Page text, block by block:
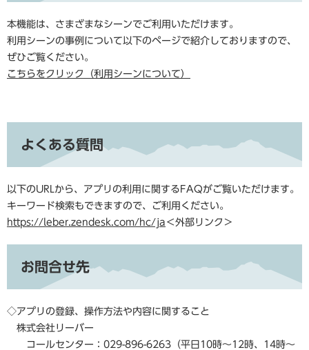
本機能は、さまざまなシーンでご利用いただけます。
利用シーンの事例について以下のページで紹介しておりますので、
ぜひご覧ください。
こちらをクリック（利用シーンについて）
よくある質問
以下のURLから、アプリの利用に関するFAQがご覧いただけます。
キーワード検索もできますので、ご利用ください。
https://leber.zendesk.com/hc/ja ＜外部リンク＞
お問合せ先
◇アプリの登録、操作方法や内容に関すること
株式会社リーバー
コールセンター：029-896-6263（平日10時～12時、14時～